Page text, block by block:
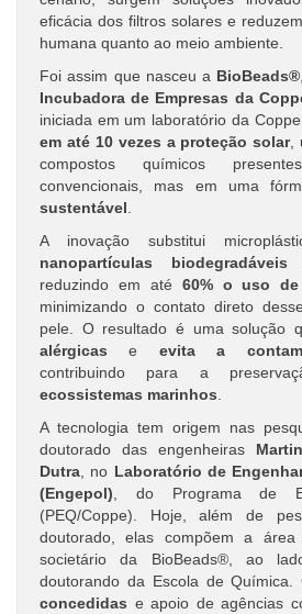
eficácia dos filtros solares e
humana quanto ao meio ambiente.
Foi assim que nasceu a BioBeads®
Incubadora de Empresas da
iniciada em um laboratório da
em até 10 vezes a proteção solar,
compostos químicos
convencionais, mas em uma
sustentável
A inovação substitui
nanopartículas
reduzindo em até 60% o uso
minimizando o contato direto
pele. O resultado é uma solução
alérgicas e evita a
contribuindo para a
ecossistemas marinhos
A tecnologia tem origem nas
doutorado das engenheiras
Dutra , no Laboratório de
(Engepol) , do Programa de
(PEQ/Coppe). Hoje, além de
doutorado, elas compõem a
societário da BioBeads®, ao
doutorando da Escola de
concedidas e apoio de agências